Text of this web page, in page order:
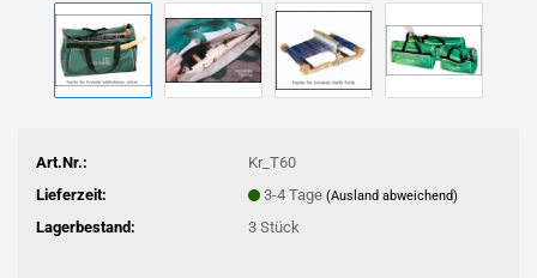
Art.Nr.:
Kr_T60
Lieferzeit:
3-4 Tage (Ausland abweichend)
Lagerbestand: 3 Stück